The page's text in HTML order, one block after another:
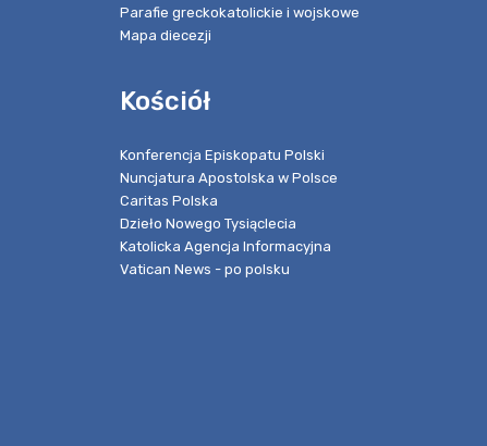
Parafie greckokatolickie i wojskowe
Mapa diecezji
Kościół
Konferencja Episkopatu Polski
Nuncjatura Apostolska w Polsce
Caritas Polska
Dzieło Nowego Tysiąclecia
Katolicka Agencja Informacyjna
Vatican News - po polsku